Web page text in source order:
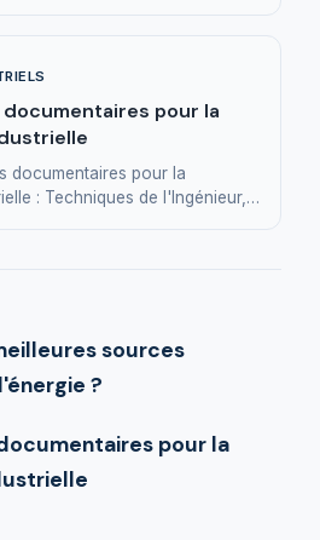
pour la
documentaires pour la
: Techniques de l'Ingénieur,
sources
?
pour la